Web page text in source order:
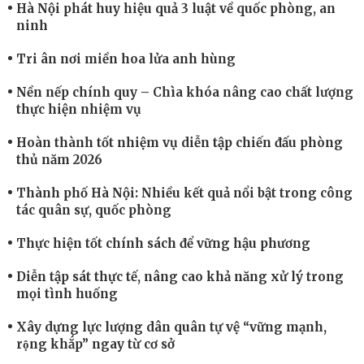
Hà Nội phát huy hiệu quả 3 luật về quốc phòng, an
ninh
Tri ân nơi miền hoa lửa anh hùng
Nền nếp chính quy – Chìa khóa nâng cao chất lượng
thực hiện nhiệm vụ
Hoàn thành tốt nhiệm vụ diễn tập chiến đấu phòng
thủ năm 2026
Thành phố Hà Nội: Nhiều kết quả nổi bật trong công
tác quân sự, quốc phòng
Thực hiện tốt chính sách để vững hậu phương
Diễn tập sát thực tế, nâng cao khả năng xử lý trong
mọi tình huống
Xây dựng lực lượng dân quân tự vệ “vững mạnh,
rộng khắp” ngay từ cơ sở